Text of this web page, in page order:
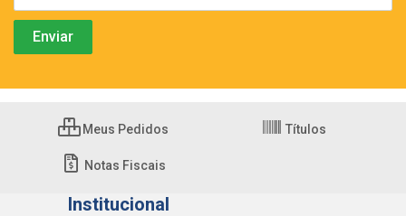
Meus Pedidos Títulos
Notas Fiscais
Institucional